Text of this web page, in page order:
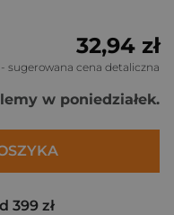
32,94 zł
- sugerowana cena detaliczna
w poniedziałek.
399 zł